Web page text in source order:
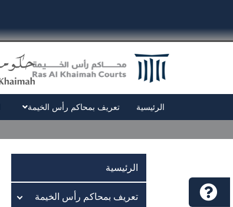
الرئيسية تعريف بمحاكم رأس الخيمة
الرئيسية
تعريف بمحاكم رأس الخيمة